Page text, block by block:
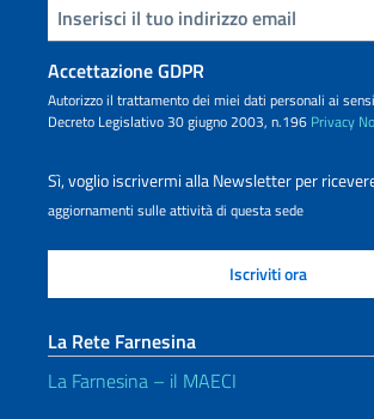
Inserisci la tua email
Accettazione GDPR
Autorizzo il trattamento dei miei dati personali ai
Decreto Legislativo 30 giugno 2003, n.196 Privacy
Sì, voglio iscrivermi alla Newsletter per
aggiornamenti sulle attività di questa sede
La Rete Farnesina
La Farnesina – il MAECI